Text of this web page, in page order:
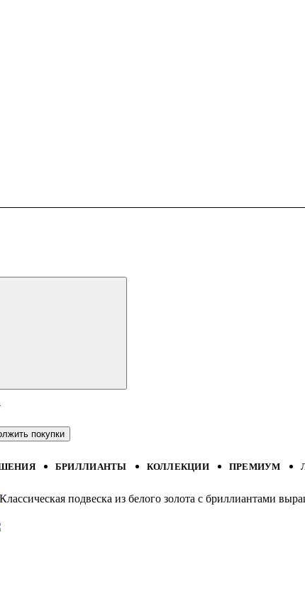
покупки
БРИЛЛИАНТЫ КОЛЛЕКЦИИ ПРЕМИУМ
Классическая подвеска из белого золота с бриллиантами